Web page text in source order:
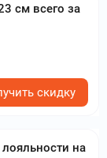
см всего за
скидку
на